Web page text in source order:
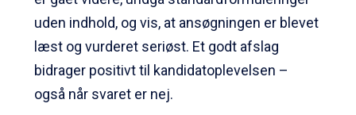
uden indhold, og vis, at ansøgningen er blevet
læst og vurderet seriøst. Et godt afslag
bidrager positivt til kandidatoplevelsen –
også når svaret er nej.